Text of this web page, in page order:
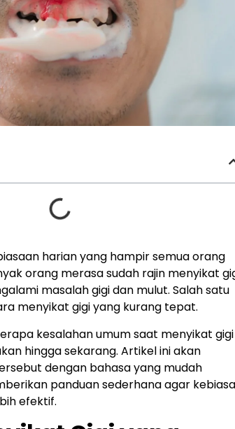
harian yang hampir semua orang
orang merasa sudah rajin menyikat
masalah gigi dan mulut. Salah satu
menyikat gigi yang kurang tepat.
kesalahan umum saat menyikat gigi
hingga sekarang. Artikel ini akan
dengan bahasa yang mudah
panduan sederhana agar
efektif.